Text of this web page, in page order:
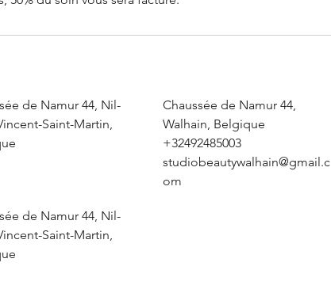
de Namur 44, Nil-
Saint-Martin,
Chaussée de Namur 44,
Walhain, Belgique
+32492485003
studiobeautywalhain@gmail.c
om
de Namur 44, Nil-
Saint-Martin,